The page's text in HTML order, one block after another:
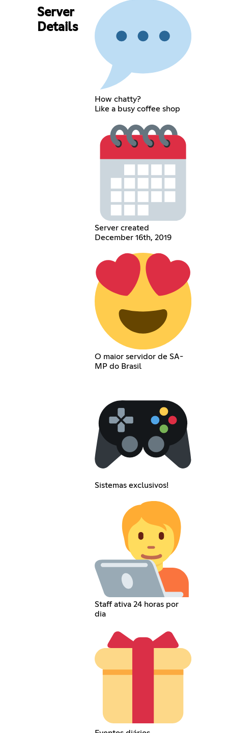
Server
Details
How chatty?
Like a busy coffee shop
Server created
December 16th, 2019
O maior servidor de SA-
MP do Brasil
Sistemas exclusivos!
Staff ativa 24 horas por
dia